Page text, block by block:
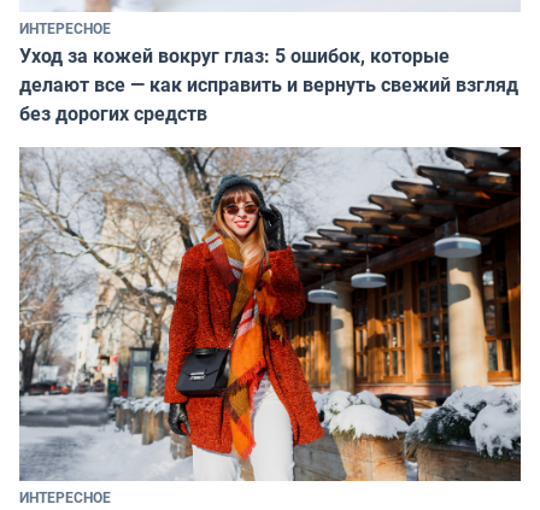
ИНТЕРЕСНОЕ
Уход за кожей вокруг глаз: 5 ошибок, которые
делают все — как исправить и вернуть свежий взгляд
без дорогих средств
ИНТЕРЕСНОЕ